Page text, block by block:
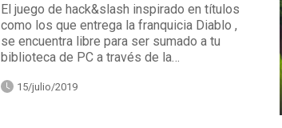
El juego de hack&slash inspirado en títulos
como los que entrega la franquicia Diablo ,
se encuentra libre para ser sumado a tu
biblioteca de PC a través de la…
15/julio/2019